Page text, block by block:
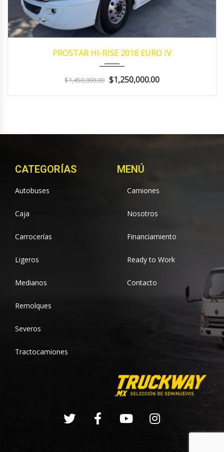
PROSTAR HI-RISE 2018 EURO IV
$1,450,000.00 $1,250,000.00
CATEGORÍAS
Autobuses
Caja
Carrocerías
Ligeros
Medianos
Remolques
Severos
Tractocamiones
MENÚ
Camiones
Nosotros
Financiamiento
Ready to Work
Contacto